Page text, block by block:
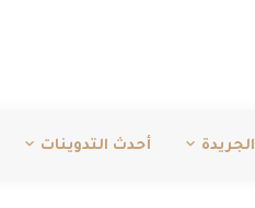
الجريدة أحدث التدوينات